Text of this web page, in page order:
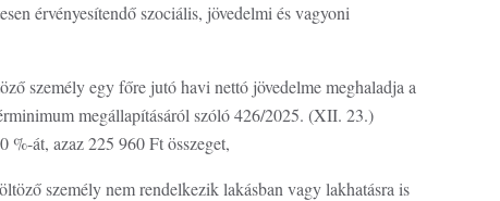
érvényesítendő szociális, jövedelmi és vagyoni
személy egy főre jutó havi nettó jövedelme meghaladja a
megállapításáról szóló 426/2025. (XII. 23.)
át, azaz 225 960 Ft összeget,
személy nem rendelkezik lakásban vagy lakhatásra is